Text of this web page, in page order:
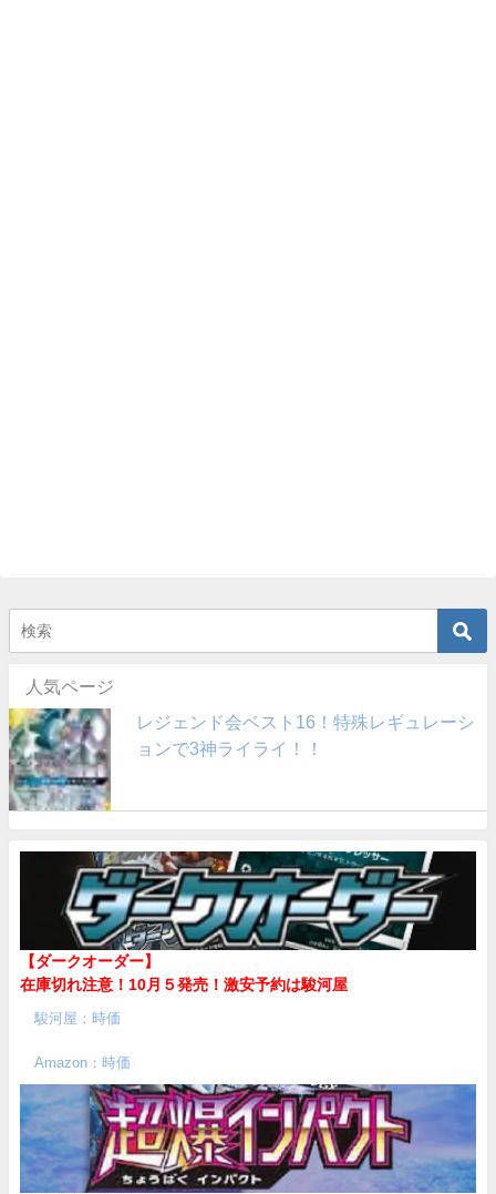
人気ページ
レジェンド会ベスト16！特殊レギュレーシ
ョンで3神ライライ！！
【ダークオーダー】
在庫切れ注意！10月５発売！ 激安予約は駿河屋
駿河屋：時価
Amazon：時価